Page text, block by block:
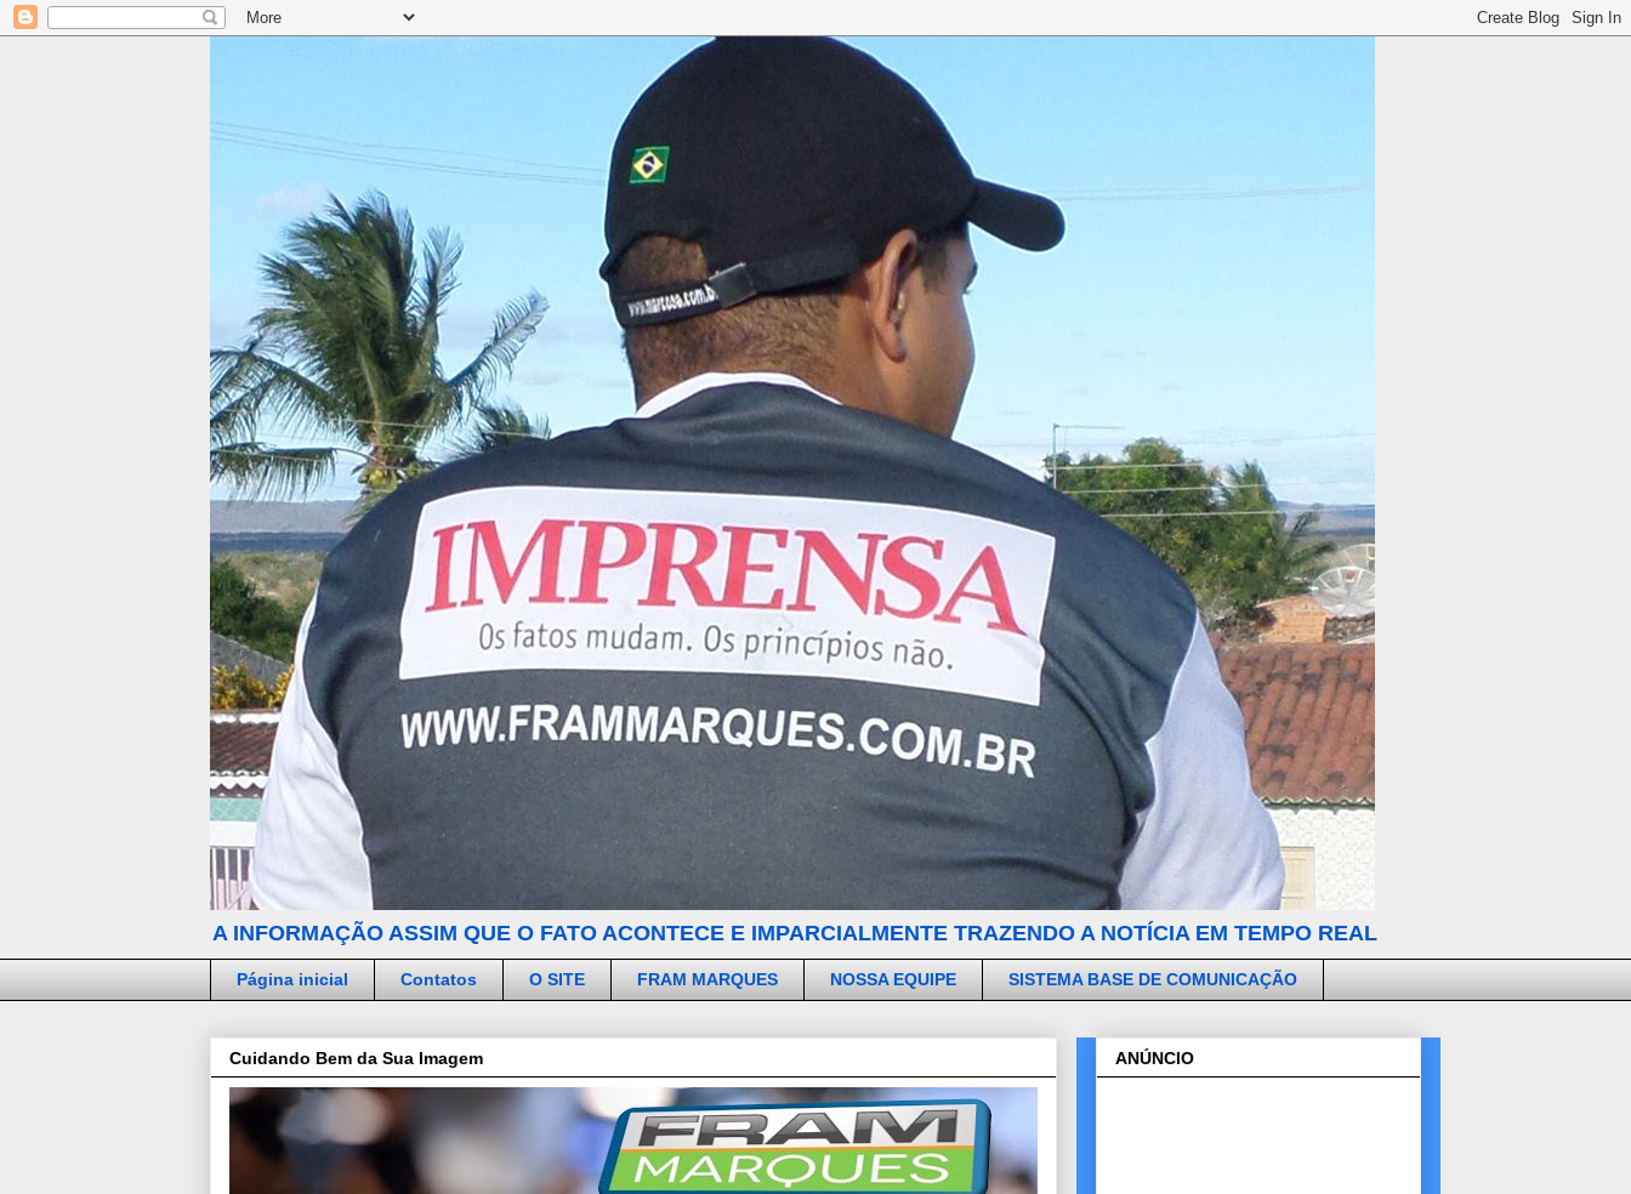
A INFORMAÇÃO ASSIM QUE O FATO ACONTECE E IMPARCIALMENTE TRAZENDO A NOTÍCIA EM TEMPO REAL
Página inicial Contatos O SITE FRAM MARQUES NOSSA EQUIPE SISTEMA BASE DE COMUNICAÇÃO
Cuidando Bem da Sua Imagem ANÚNCIO